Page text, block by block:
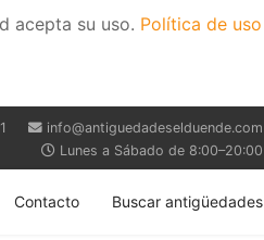
acepta su uso. Política de uso
info@antiguedadeselduende.com
Lunes a Sábado de 8:00–20:00
Contacto Buscar antigüedades